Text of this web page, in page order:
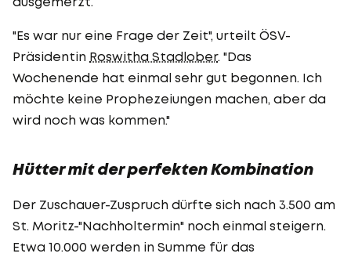
"Es war nur eine Frage der Zeit", urteilt ÖSV-
Präsidentin Roswitha Stadlober. "Das
Wochenende hat einmal sehr gut begonnen. Ich
möchte keine Prophezeiungen machen, aber da
wird noch was kommen."
Hütter mit der perfekten Kombination
Der Zuschauer-Zuspruch dürfte sich nach 3.500 am
St. Moritz-"Nachholtermin" noch einmal steigern.
Etwa 10.000 werden in Summe für das